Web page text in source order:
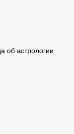
об астрологии